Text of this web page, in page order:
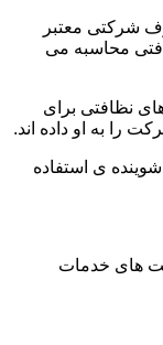
شرکتی معتبر
محاسبه می
نظافتی برای
را به او داده اند.
ی استفاده
های خدمات